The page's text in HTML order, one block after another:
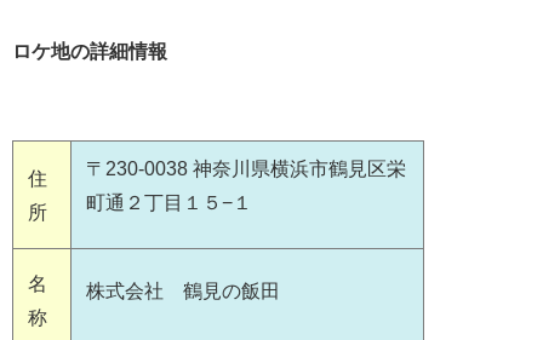
ロケ地の詳細情報
住
所
〒230-0038 神奈川県横浜市鶴見区栄
町通２丁目１５−１
名
称
株式会社 鶴見の飯田